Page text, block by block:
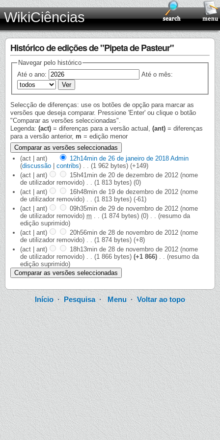
WikiCiências
Histórico de edições de "Pipeta de Pasteur"
Navegar pelo histórico
Até o ano:
Até o mês:
Selecção de diferenças: use os botões de opção para marcar as
versões que deseja comparar. Pressione 'Enter' ou clique o botão
"Comparar as versões seleccionadas".
Legenda: (act) = diferenças para a versão actual, (ant) = diferenças
para a versão anterior, m = edição menor
(act | ant) 12h14min de 26 de janeiro de 2018 Admin
(discussão | contribs) (1 962 bytes) (+149)
(act | ant)
15h41min de 20 de dezembro de 2012 (nome
de utilizador removido)
(1 813 bytes) (0)
(act | ant)
16h48min de 19 de dezembro de 2012 (nome
de utilizador removido)
(1 813 bytes) (-61)
(act | ant)
09h35min de 29 de novembro de 2012 (nome
de utilizador removido) m (1 874 bytes) (0)
(resumo da
edição suprimido)
(act | ant)
20h56min de 28 de novembro de 2012 (nome
de utilizador removido)
(1 874 bytes) (+8)
(act | ant)
18h13min de 28 de novembro de 2012 (nome
de utilizador removido)
(1 866 bytes) (+1 866)
(resumo da
edição suprimido)
Início·Pesquisa·Menu· Voltar ao topo